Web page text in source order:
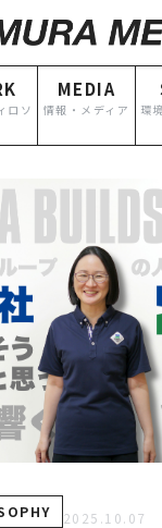
ロソ
MEDIA
情報・メディア
環
基本方
トに対
企業情
グルー
トップ
田村ビ
の歴史
2025.10.07